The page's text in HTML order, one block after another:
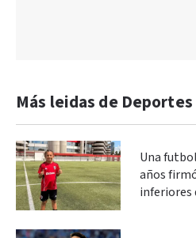
Más leidas de Deportes
Una
años
inferiores